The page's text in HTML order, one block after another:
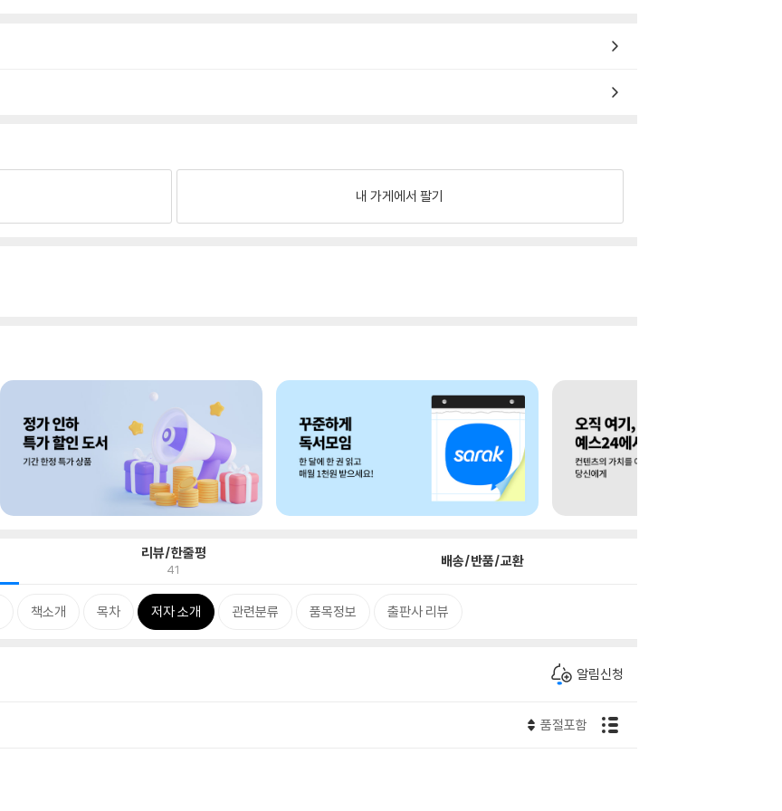
내 가게에서 팔기
리뷰/한줄평
41 배송/반품/교환
책소개 목차 저자 소개 관련분류 품목정보 출판사 리뷰
알림신청
품절포함